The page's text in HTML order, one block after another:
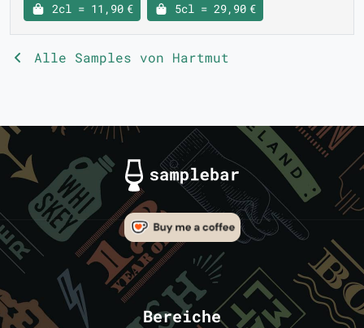
2cl = 11,90 € 5cl = 29,90 €
Alle Samples von Hartmut
Bereiche